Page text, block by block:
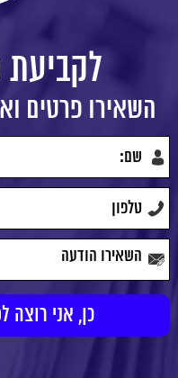
לקביעת
השאירו פרטים